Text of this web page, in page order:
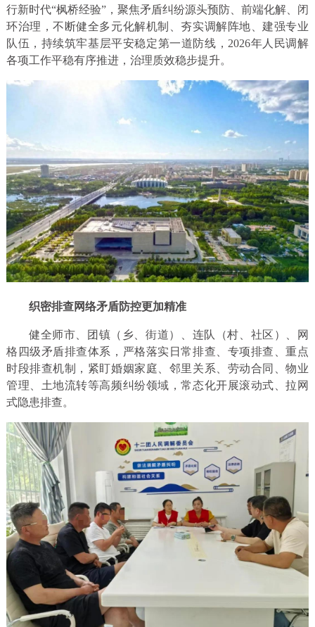
行新时代“枫桥经验”，聚焦矛盾纠纷源头预防、前端化解、闭
环治理，不断健全多元化解机制、夯实调解阵地、建强专业
队伍，持续筑牢基层平安稳定第一道防线，2026年人民调解
各项工作平稳有序推进，治理质效稳步提升。
织密排查网络矛盾防控更加精准
健全师市、团镇（乡、街道）、连队（村、社区）、网
格四级矛盾排查体系，严格落实日常排查、专项排查、重点
时段排查机制，紧盯婚姻家庭、邻里关系、劳动合同、物业
管理、土地流转等高频纠纷领域，常态化开展滚动式、拉网
式隐患排查。